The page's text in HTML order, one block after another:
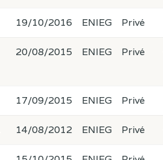
19/10/2016 ENIEG Privé
20/08/2015 ENIEG Privé
17/09/2015 ENIEG Privé
14/08/2012 ENIEG Privé